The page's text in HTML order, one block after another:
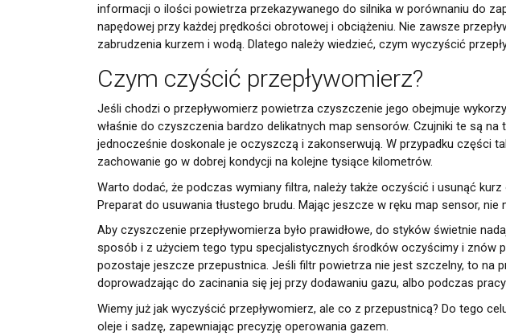
informacji o ilości powietrza przekazywanego do silnika w porównaniu do
napędowej przy każdej prędkości obrotowej i obciążeniu. Nie zawsze
zabrudzenia kurzem i wodą. Dlatego należy wiedzieć, czym wyczyścić
Czym czyścić przepływomierz?
Jeśli chodzi o przepływomierz powietrza czyszczenie jego obejmuje
właśnie do czyszczenia bardzo delikatnych map sensorów. Czujniki te są
jednocześnie doskonale je oczyszczą i zakonserwują. W przypadku części
zachowanie go w dobrej kondycji na kolejne tysiące kilometrów.
Warto dodać, że podczas wymiany filtra, należy także oczyścić i usunąć
Preparat do usuwania tłustego brudu. Mając jeszcze w ręku map sensor,
Aby czyszczenie przepływomierza było prawidłowe, do styków świetnie
sposób i z użyciem tego typu specjalistycznych środków oczyścimy i znów
pozostaje jeszcze przepustnica. Jeśli filtr powietrza nie jest szczelny, to na
doprowadzając do zacinania się jej przy dodawaniu gazu, albo podczas
Wiemy już jak wyczyścić przepływomierz, ale co z przepustnicą? Do tego
oleje i sadzę, zapewniając precyzję operowania gazem.
Newsletter
Adres email
siedzibą w Sosnowcu (41-200) przy ul. Schonów 3 w
pouczeniem dotyczącym prawa dostępu do treści